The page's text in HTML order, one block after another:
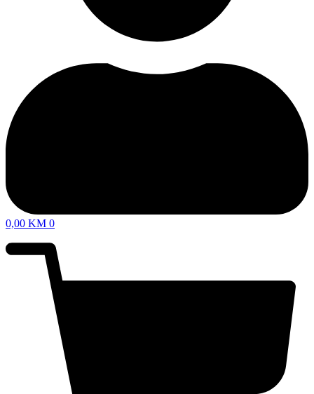
0,00 KM 0